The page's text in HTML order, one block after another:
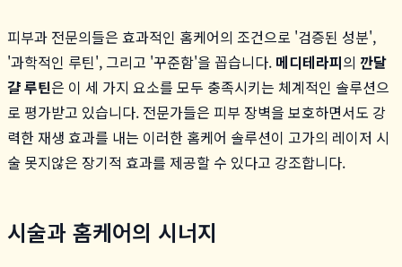
피부과 전문의들은 효과적인 홈케어의 조건으로 '검증된 성분',
'과학적인 루틴', 그리고 '꾸준함'을 꼽습니다. 메디테라피의 깐달
걀 루틴은 이 세 가지 요소를 모두 충족시키는 체계적인 솔루션으
로 평가받고 있습니다. 전문가들은 피부 장벽을 보호하면서도 강
력한 재생 효과를 내는 이러한 홈케어 솔루션이 고가의 레이저 시
술 못지않은 장기적 효과를 제공할 수 있다고 강조합니다.
시술과 홈케어의 시너지